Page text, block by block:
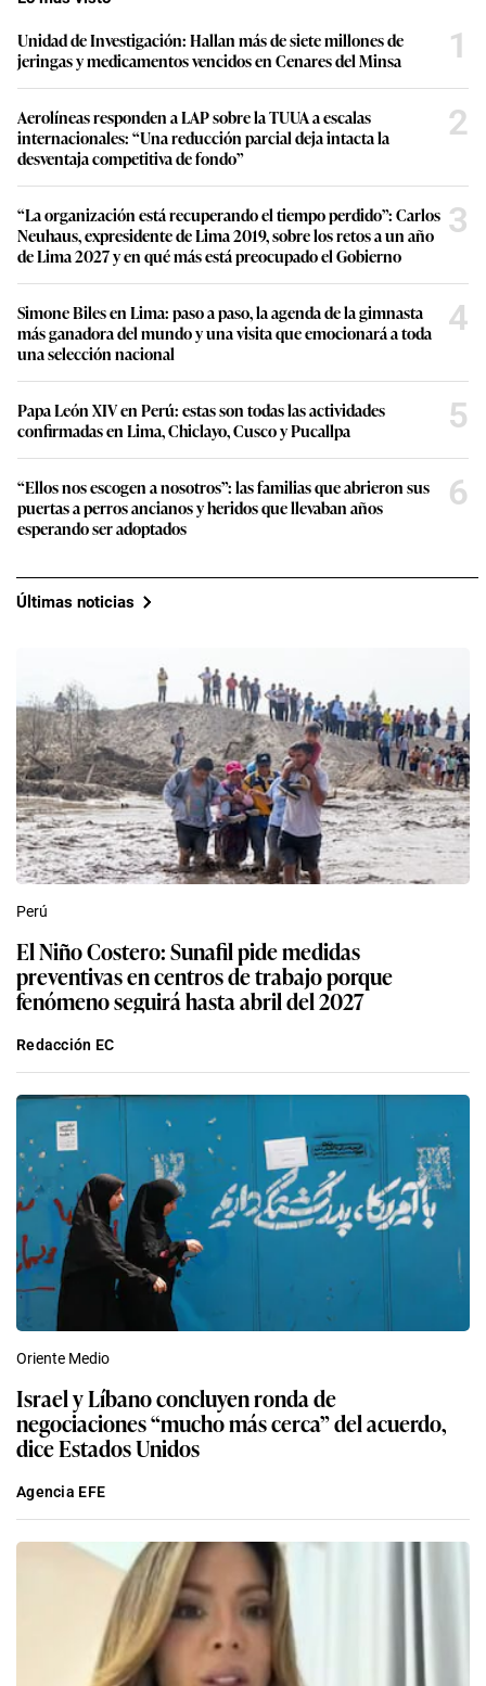
Unidad de Investigación: Hallan más de siete millones de
jeringas y medicamentos vencidos en Cenares del Minsa
1
Aerolíneas responden a LAP sobre la TUUA a escalas
internacionales: “Una reducción parcial deja intacta la
desventaja competitiva de fondo”
2
“La organización está recuperando el tiempo perdido”: Carlos
Neuhaus, expresidente de Lima 2019, sobre los retos a un año
de Lima 2027 y en qué más está preocupado el Gobierno
3
Simone Biles en Lima: paso a paso, la agenda de la gimnasta
más ganadora del mundo y una visita que emocionará a toda
una selección nacional
4
Papa León XIV en Perú: estas son todas las actividades
confirmadas en Lima, Chiclayo, Cusco y Pucallpa
5
“Ellos nos escogen a nosotros”: las familias que abrieron sus
puertas a perros ancianos y heridos que llevaban años
esperando ser adoptados
6
Últimas noticias
Perú
El Niño Costero: Sunafil pide medidas
preventivas en centros de trabajo porque
fenómeno seguirá hasta abril del 2027
Redacción EC
Oriente Medio
Israel y Líbano concluyen ronda de
negociaciones “mucho más cerca” del acuerdo,
dice Estados Unidos
Agencia EFE